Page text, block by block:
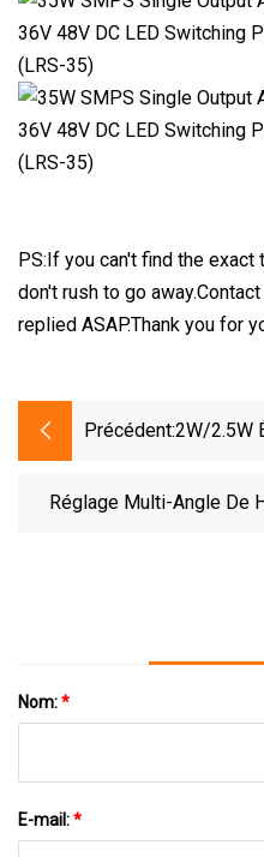
PS:If you can't find the
don't rush to go
replied ASAP.Thank you for
Précédent:2W/2.5W
Extérieur
Réglage Multi-Angle De
Nom:*
E-mail:*